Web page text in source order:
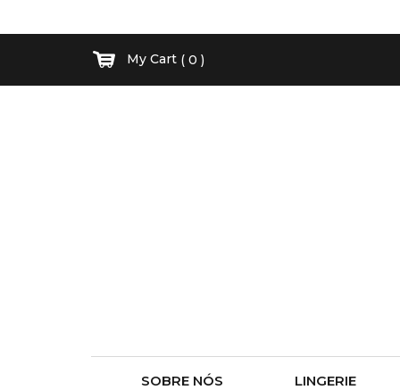
My Cart ( 0 )
SOBRE NÓS LINGERIE